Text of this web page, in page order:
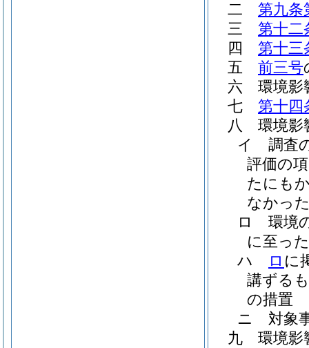
二
第九条
三
第十二
四
第十三
五
前三号
六
環境影
七
第十四
八
環境影
イ
調査
評価の
たにも
なかっ
ロ
環境
に至っ
ハ
ロ に
講ずる
の措置
ニ
対象
九
環境影